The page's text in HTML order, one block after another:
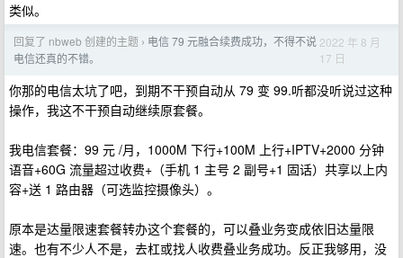
类似。
回复了 nbweb 创建的主题 › 电信 79 元融合续费成功，不得不说
电信还真的不错。
2022 年 8 月
17 日
你那的电信太坑了吧，到期不干预自动从 79 变 99.听都没听说过这种
操作，我这不干预自动继续原套餐。
我电信套餐：99 元 /月，1000M 下行+100M 上行+IPTV+2000 分钟
语音+60G 流量超过收费+（手机 1 主号 2 副号+1 固话）共享以上内
容+送 1 路由器（可选监控摄像头）。
原本是达量限速套餐转办这个套餐的，可以叠业务变成依旧达量限
速。也有不少人不是，去杠或找人收费叠业务成功。反正我够用，没